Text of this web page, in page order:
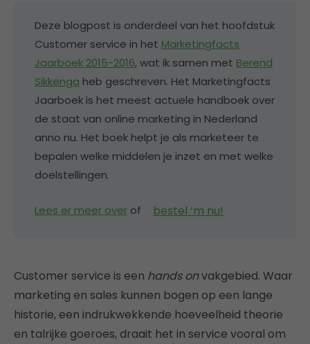
Deze blogpost is onderdeel van het hoofdstuk
Customer service in het Marketingfacts
Jaarboek 2015-2016, wat ik samen met Berend
Sikkenga heb geschreven. Het Marketingfacts
Jaarboek is het meest actuele handboek over
de staat van online marketing in Nederland
anno nu. Het boek helpt je als marketeer te
bepalen welke middelen je inzet en met welke
doelstellingen.
Lees er meer over of bestel ‘m nu!
Customer service is een hands onvakgebied. Waar
marketing en sales kunnen bogen op een lange
historie, een indrukwekkende hoeveelheid theorie
en talrijke goeroes, draait het in service vooral om